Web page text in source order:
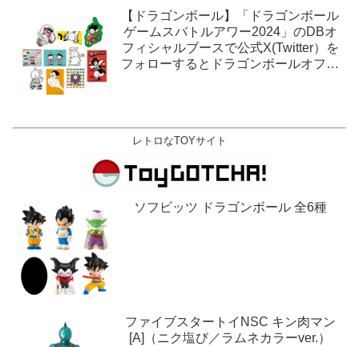
【ドラゴンボール】「ドラゴンボール
ゲームスバトルアワー2024」のDBオ
フィシャルブースで公式X(Twitter）を
フォローするとドラゴンボールオフィ
レトロなTOYサイト
ソフビッツ ドラゴンボール 全6種
ファイブスタートイNSC キン肉マン
[A]（ニク塩び／ラムネカラーver.）